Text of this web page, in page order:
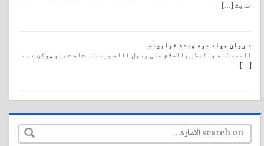
حديث […]
د روان جهاد دوه چنده ثوابونه
الحمد لله والصلاة والسلام علی رسول الله وبعد: د شاه شجاع چوکۍ ته د
[…]